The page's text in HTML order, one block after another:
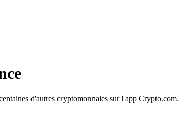
d'autres cryptomonnaies sur l'app Crypto.com.